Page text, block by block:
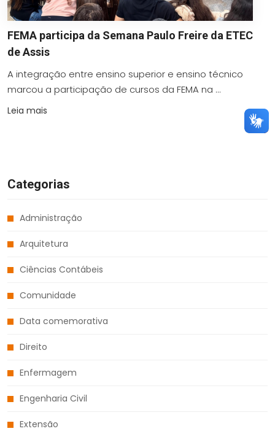
FEMA participa da Semana Paulo Freire da ETEC
de Assis
A integração entre ensino superior e ensino técnico
marcou a participação de cursos da FEMA na ...
Leia mais
Categorias
Administração
Arquitetura
Ciências Contábeis
Comunidade
Data comemorativa
Direito
Enfermagem
Engenharia Civil
Extensão